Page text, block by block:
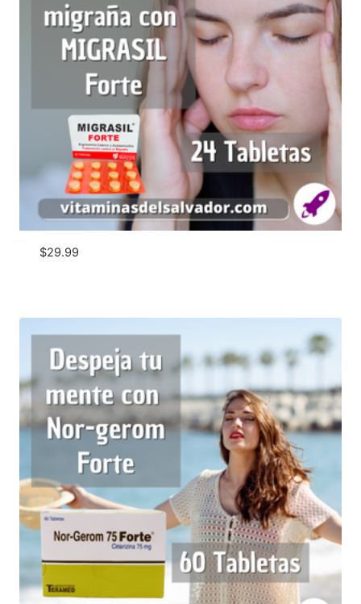
$29.99